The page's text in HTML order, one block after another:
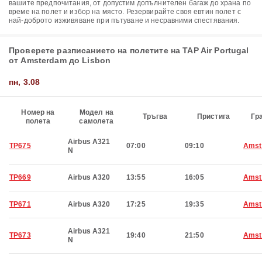
вашите предпочитания, от допустим допълнителен багаж до храна по
време на полет и избор на място. Резервирайте своя евтин полет с
най-доброто изживяване при пътуване и несравними спестявания.
Проверете разписанието на полетите на TAP Air Portugal
от Amsterdam до Lisbon
пн, 3.08
Номер на
полета
Модел на
самолета
Тръгва Пристига
TP675
Airbus A321
N
07:00 09:10
TP669 Airbus A320 13:55 16:05
TP671 Airbus A320 17:25 19:35
TP673
Airbus A321
N
19:40 21:50